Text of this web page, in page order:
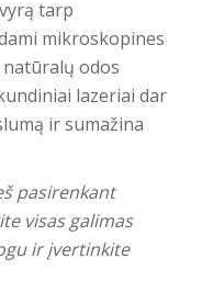
tarp
mikroskopines
odos
lazeriai dar
ir sumažina
pasirenkant
visas galimas
ir įvertinkite